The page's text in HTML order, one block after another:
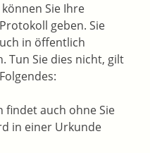
Sie Ihre
geben. Sie
in öffentlich
Tun Sie dies nicht, gilt
findet auch ohne Sie
in einer Urkunde